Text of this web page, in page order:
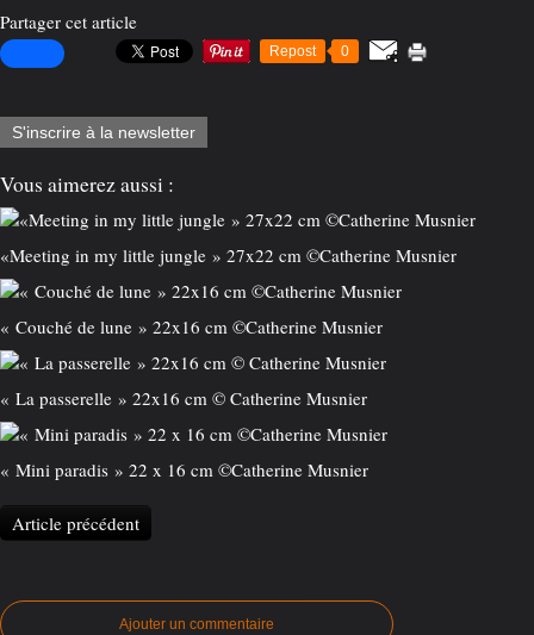
Partager cet article
Repost 0
S'inscrire à la newsletter
Vous aimerez aussi :
«Meeting in my little jungle » 27x22 cm ©️Catherine Musnier
« Couché de lune » 22x16 cm ©️Catherine Musnier
« La passerelle » 22x16 cm © Catherine Musnier
« Mini paradis » 22 x 16 cm ©️Catherine Musnier
Article précédent
Ajouter un commentaire